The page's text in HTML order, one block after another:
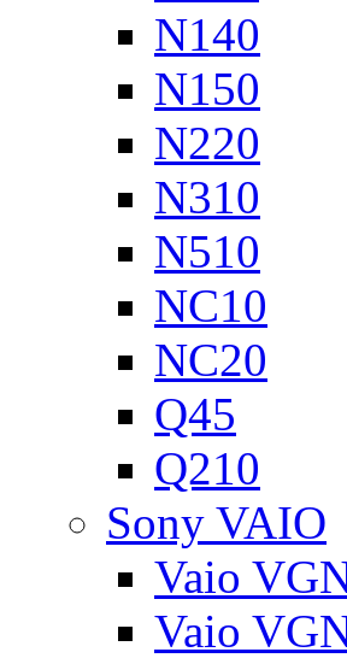
N140
N150
N220
N310
N510
NC10
NC20
Q45
Q210
Sony VAIO
Vaio
Vaio